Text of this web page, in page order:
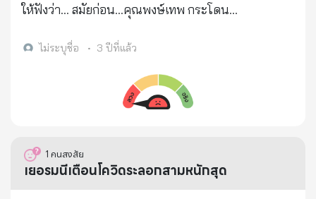
ให้ฟังว่า... สมัยก่อน...คุณพงษ์เทพ กระโดน
๕ ~ ๖ คน...ทุกวันก็จะเปลี่ยนเวรกัน...ล่าสัตว์ป่า...มาทำ
ยาว...สะพายบ่า.เดินเข้าป่าไป... > อาหารโปรดของคุณ
พงษ์เทพ.....คือแกงเนื้อลิง... > พอเดิน เข้าป่าไปได้สักพัก.
ยกปืนประทับบ่า...ยิงเปรี้ยง...ไปที่ตัวลิง.. > เหตุการณ์
แปลกประหลาดได้เกิดขึ้น... > ปกติ...ลิงพอถูกยิง..จะหล่น
ไม่ระบุชื่อ • 3 ปีที่แล้ว
1 คนสงสัย
เยอรมนีเตือนโควิดระลอกสามหนักสุด